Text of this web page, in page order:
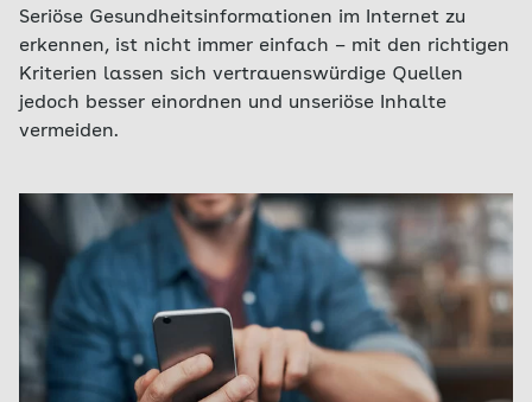
Seriöse Gesundheitsinformationen im Internet zu
erkennen, ist nicht immer einfach – mit den richtigen
Kriterien lassen sich vertrauenswürdige Quellen
jedoch besser einordnen und unseriöse Inhalte
vermeiden.